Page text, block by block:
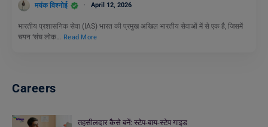
मयंक विश्नोई April 12, 2026
भारतीय प्रशासनिक सेवा (IAS) भारत की प्रमुख अखिल भारतीय सेवाओं में से एक है, जिसमें
चयन ‘संघ लोक… Read More
Careers
तहसीलदार कैसे बनें: स्टेप-बाय-स्टेप गाइड